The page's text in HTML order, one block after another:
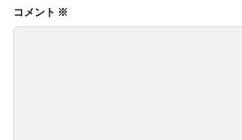
コメント ※